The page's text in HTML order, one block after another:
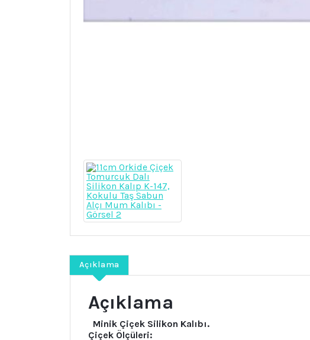
Açıklama
Açıklama
Minik Çiçek Silikon Kalıbı.
Çiçek Ölçüleri: